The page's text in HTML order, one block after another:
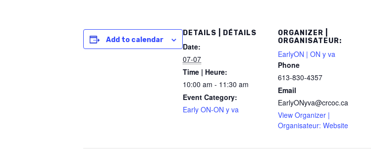
Add to calendar
DETAILS | DÉTAILS
Date:
07-07
Time | Heure:
10:00 am - 11:30 am
Event Category:
Early ON-ON y va
ORGANIZER |
ORGANISATEUR:
EarlyON | ON y va
Phone
613-830-4357
Email
EarlyONyva@crcoc.ca
View Organizer |
Organisateur: Website